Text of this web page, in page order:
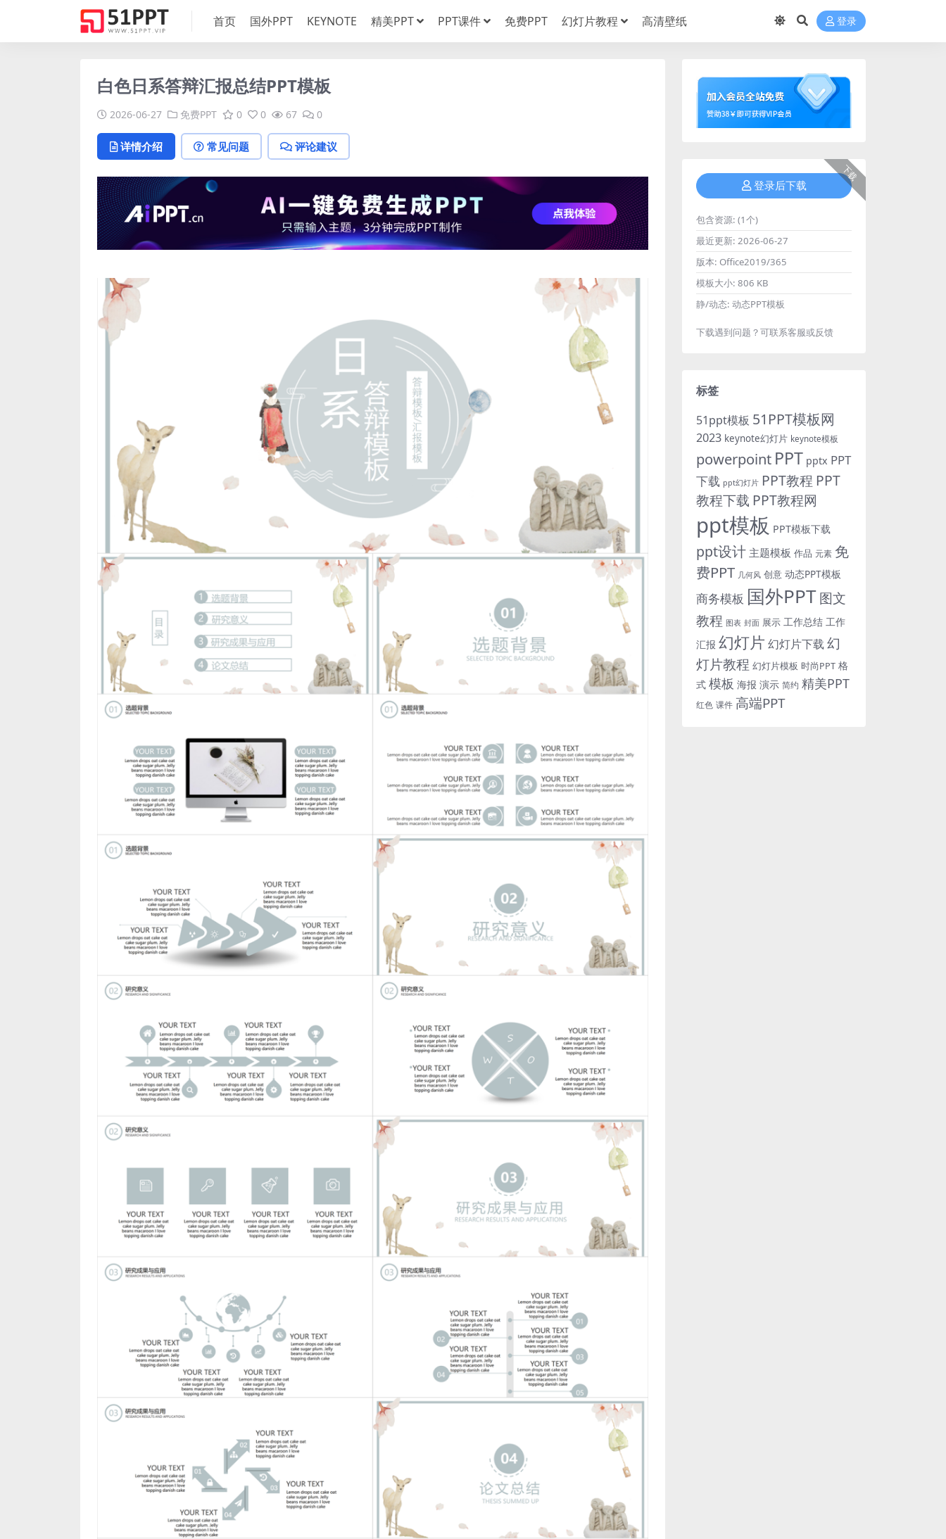
首页 国外PPT KEYNOTE 精美PPT PPT课件 免费PPT 幻灯片教程 高清壁纸 登录
白色日系答辩汇报总结PPT模板
2026-06-27 免费PPT 0 0 67 0
详情介绍 常见问题 评论建议
下载
登录后下载
包含资源: (1个)
最近更新: 2026-06-27
版本: Office2019/365
模板大小: 806 KB
静/动态: 动态PPT模板
下载遇到问题？可联系客服或反馈
标签
51ppt模板 51PPT模板网
2023 keynote幻灯片 keynote模板
powerpoint PPT pptx PPT
下载 ppt幻灯片 PPT教程 PPT
教程下载 PPT教程网
ppt模板 PPT模板下载
ppt设计 主题模板 作品 元素 免
费PPT 几何风 创意 动态PPT模板
商务模板 国外PPT图文
教程 图表 封面 展示 工作总结 工作
汇报 幻灯片 幻灯片下载 幻
灯片教程 幻灯片模板 时尚PPT 格
式 模板 海报 演示 简约 精美PPT
红色 课件 高端PPT